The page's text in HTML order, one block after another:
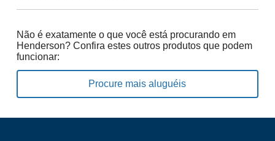
Não é exatamente o que você está procurando em
Henderson? Confira estes outros produtos que podem
funcionar:
Procure mais aluguéis